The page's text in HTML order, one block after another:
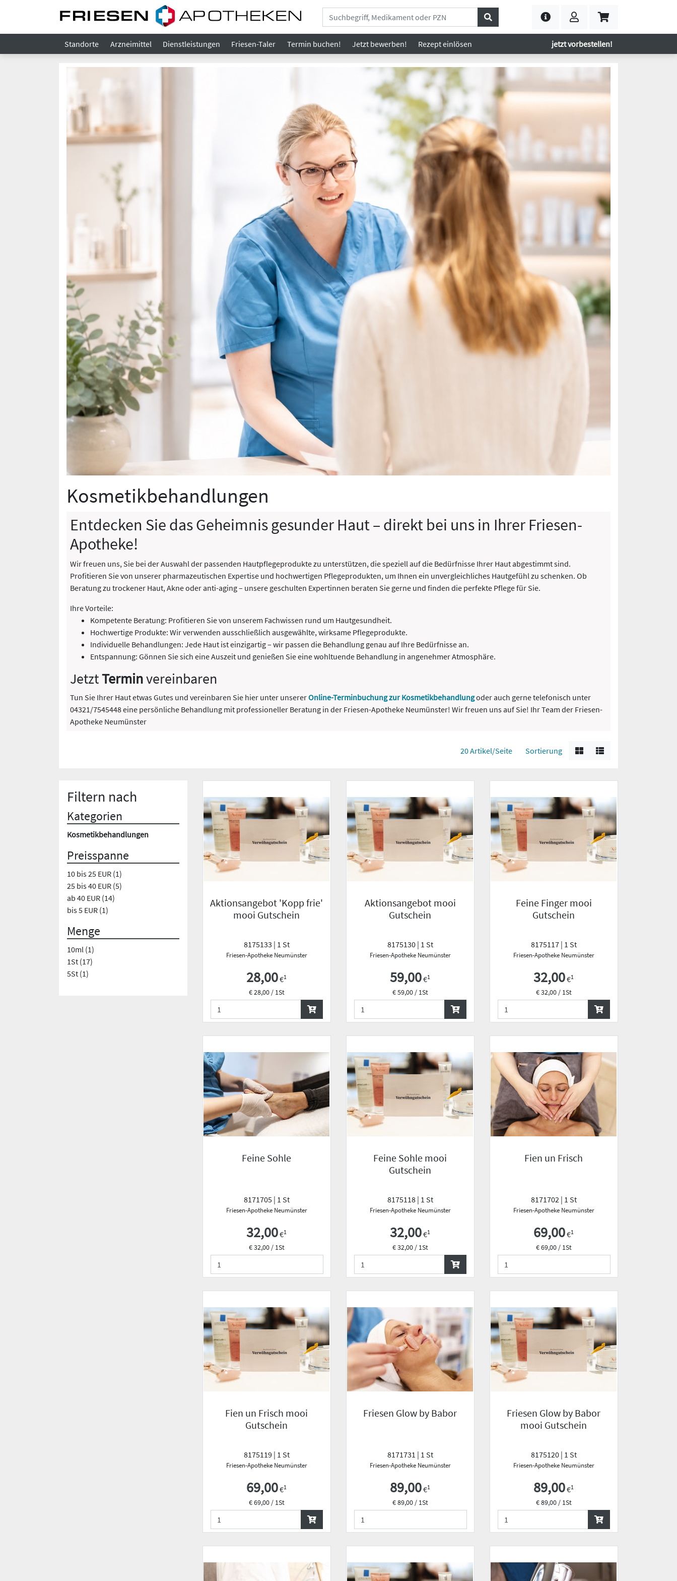
Standorte Arzneimittel Dienstleistungen Friesen-Taler Termin buchen! Jetzt bewerben! Rezepteinlösen jetzt vorbestellen!
Kosmetikbehandlungen
Entdecken Sie das Geheimnis gesunder Haut – direkt bei uns in Ihrer Friesen-
Apotheke!
Wir freuen uns, Sie bei der Auswahl der passenden Hautpflegeprodukte zu unterstützen, die speziell auf die Bedürfnisse Ihrer Haut abgestimmt sind.
Profitieren Sie von unserer pharmazeutischen Expertise und hochwertigen Pflegeprodukten, um Ihnen ein unvergleichliches Hautgefühl zu schenken. Ob
Beratung zu trockener Haut, Akne oder anti-aging – unsere geschulten Expertinnen beraten Sie gerne und finden die perfekte Pflege für Sie.
Ihre Vorteile:
Kompetente Beratung: Profitieren Sie von unserem Fachwissen rund um Hautgesundheit.
Hochwertige Produkte: Wir verwenden ausschließlich ausgewählte, wirksame Pflegeprodukte.
Individuelle Behandlungen: Jede Haut ist einzigartig – wir passen die Behandlung genau auf Ihre Bedürfnisse an.
Entspannung: Gönnen Sie sich eine Auszeit und genießen Sie eine wohltuende Behandlung in angenehmer Atmosphäre.
JetztTerminvereinbaren
Tun Sie Ihrer Haut etwas Gutes und vereinbaren Sie hier unter unsererOnline-Terminbuchung zur Kosmetikbehandlungoder auch gerne telefonisch unter
04321/7545448 eine persönliche Behandlung mit professioneller Beratung in der Friesen-Apotheke Neumünster! Wir freuen uns auf Sie! Ihr Team der Friesen-
Apotheke Neumünster
20 Artikel/Seite Sortierung
Filtern nach
Kategorien
Kosmetikbehandlungen
Preisspanne
10 bis 25 EUR (1)
25 bis 40 EUR (5)
ab 40 EUR (14)
bis 5 EUR (1)
Menge
10ml (1)
1St (17)
5St (1)
Aktionsangebot 'Kopp frie'
mooi Gutschein
8175133 | 1 St
Friesen-Apotheke Neumünster
28,00€1
€ 28,00 / 1St
Aktionsangebot mooi
Gutschein
8175130 | 1 St
Friesen-Apotheke Neumünster
59,00€1
€ 59,00 / 1St
Feine Finger mooi
Gutschein
8175117 | 1 St
Friesen-Apotheke Neumünster
32,00€1
€ 32,00 / 1St
Feine Sohle
8171705 | 1 St
Friesen-Apotheke Neumünster
32,00€1
€ 32,00 / 1St
Feine Sohle mooi
Gutschein
8175118 | 1 St
Friesen-Apotheke Neumünster
32,00€1
€ 32,00 / 1St
Fien un Frisch
8171702 | 1 St
Friesen-Apotheke Neumünster
69,00€1
€ 69,00 / 1St
Fien un Frisch mooi
Gutschein
8175119 | 1 St
Friesen-Apotheke Neumünster
69,00€1
€ 69,00 / 1St
Friesen Glow by Babor
8171731 | 1 St
Friesen-Apotheke Neumünster
89,00€1
€ 89,00 / 1St
Friesen Glow by Babor
mooi Gutschein
8175120 | 1 St
Friesen-Apotheke Neumünster
89,00€1
€ 89,00 / 1St